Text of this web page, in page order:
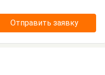
Отправить заявку